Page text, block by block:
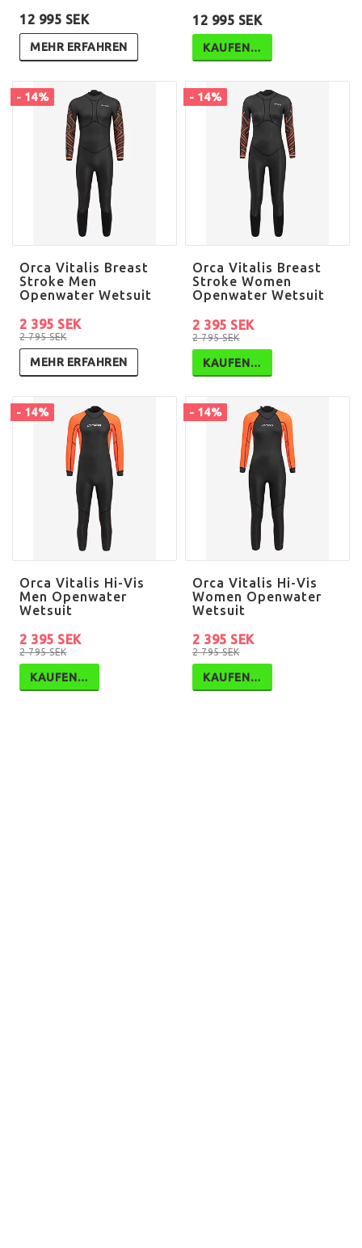
12 995 SEK
MEHR ERFAHREN
12 995 SEK
KAUFEN…
- 14%
Orca Vitalis Breast
Stroke Men
Openwater Wetsuit
2 795 SEK
2 395 SEK
MEHR ERFAHREN
- 14%
Orca Vitalis Breast
Stroke Women
Openwater Wetsuit
2 795 SEK
2 395 SEK
KAUFEN…
- 14%
Orca Vitalis Hi-Vis
Men Openwater
Wetsuit
2 795 SEK
2 395 SEK
KAUFEN…
- 14%
Orca Vitalis Hi-Vis
Women Openwater
Wetsuit
2 795 SEK
2 395 SEK
KAUFEN…